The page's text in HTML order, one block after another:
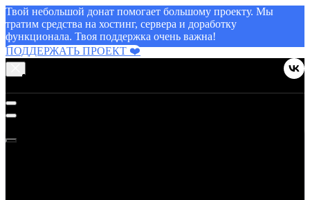
Твой небольшой донат помогает большому проекту. Мы
тратим средства на хостинг, сервера и доработку
функционала. Твоя поддержка очень важна!
ПОДДЕРЖАТЬ ПРОЕКТ ❤️